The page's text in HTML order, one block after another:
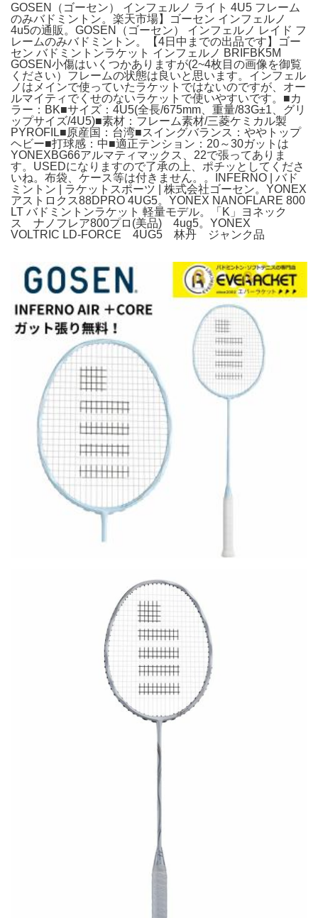
GOSEN（ゴーセン） インフェルノ ライト 4U5 フレーム
のみバドミントン。楽天市場】ゴーセン インフェルノ
4u5の通販。GOSEN（ゴーセン） インフェルノ レイド フ
レームのみバドミントン。【4日中までの出品です】ゴー
セン バドミントンラケット インフェルノ BRIFBK5M
GOSEN小傷はいくつかありますが(2~4枚目の画像を御覧
ください）フレームの状態は良いと思います。インフェル
ノはメインで使っていたラケットではないのですが、オー
ルマイティでくせのないラケットで使いやすいです。■カ
ラー：BK■サイズ：4U5(全長/675mm、重量/83G±1、グリ
ップサイズ/4U5)■素材：フレーム素材/三菱ケミカル製
PYROFIL■原産国：台湾■スイングバランス：ややトップ
ヘビー■打球感：中■適正テンション：20～30ガットは
YONEXBG66アルマティマックス、22で張ってありま
す。USEDになりますので了承の上、ポチッとしてくださ
いね。布袋、ケース等は付きません。。INFERNO | バド
ミントン | ラケットスポーツ | 株式会社ゴーセン。YONEX
アストロクス88DPRO 4UG5。YONEX NANOFLARE 800
LT バドミントンラケット 軽量モデル。「K」ヨネック
ス ナノフレア800プロ(美品) 4ug5。YONEX
VOLTRIC LD-FORCE 4UG5 林丹 ジャンク品